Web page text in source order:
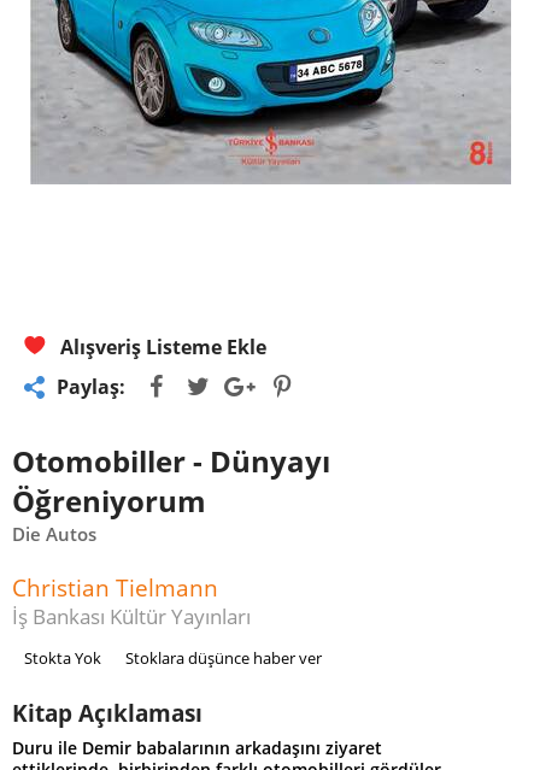
Alışveriş Listeme Ekle
Paylaş:
Otomobiller - Dünyayı
Öğreniyorum
Die Autos
Christian Tielmann
İş Bankası Kültür Yayınları
Stokta Yok Stoklara düşünce haber ver
Kitap Açıklaması
Duru ile Demir babalarının arkadaşını ziyaret